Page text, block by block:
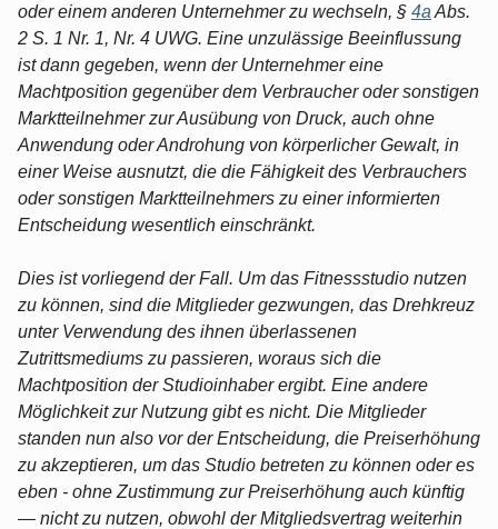
oder einem anderen Unternehmer zu wechseln, § 4a Abs.
2 S. 1 Nr. 1, Nr. 4 UWG. Eine unzulässige Beeinflussung
ist dann gegeben, wenn der Unternehmer eine
Machtposition gegenüber dem Verbraucher oder sonstigen
Marktteilnehmer zur Ausübung von Druck, auch ohne
Anwendung oder Androhung von körperlicher Gewalt, in
einer Weise ausnutzt, die die Fähigkeit des Verbrauchers
oder sonstigen Marktteilnehmers zu einer informierten
Entscheidung wesentlich einschränkt.
Dies ist vorliegend der Fall. Um das Fitnessstudio nutzen
zu können, sind die Mitglieder gezwungen, das Drehkreuz
unter Verwendung des ihnen überlassenen
Zutrittsmediums zu passieren, woraus sich die
Machtposition der Studioinhaber ergibt. Eine andere
Möglichkeit zur Nutzung gibt es nicht. Die Mitglieder
standen nun also vor der Entscheidung, die Preiserhöhung
zu akzeptieren, um das Studio betreten zu können oder es
eben - ohne Zustimmung zur Preiserhöhung auch künftig
— nicht zu nutzen, obwohl der Mitgliedsvertrag weiterhin